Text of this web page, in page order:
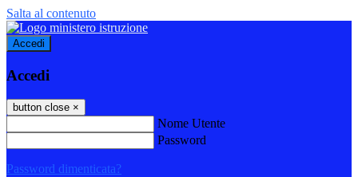
Salta al contenuto
Accedi
Accedi
button close ×
Nome Utente
Password
Password dimenticata?